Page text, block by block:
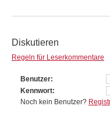
Diskutieren
Regeln für Leserkommentare
Benutzer
Kennwort
Noch kein Benutzer?